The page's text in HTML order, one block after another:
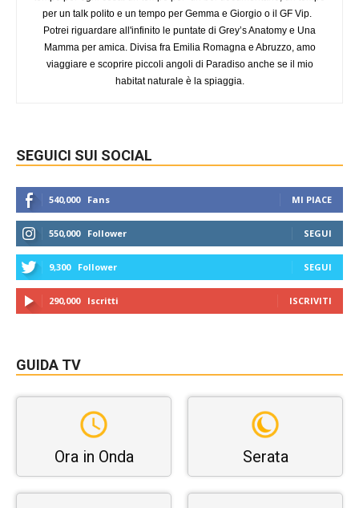
per un talk polito e un tempo per Gemma e Giorgio o il GF Vip.
Potrei riguardare all'infinito le puntate di Grey’s Anatomy e Una
Mamma per amica. Divisa fra Emilia Romagna e Abruzzo, amo
viaggiare e scoprire piccoli angoli di Paradiso anche se il mio
habitat naturale è la spiaggia.
SEGUICI SUI SOCIAL
540,000 Fans MI PIACE
550,000 Follower SEGUI
9,300 Follower SEGUI
290,000 Iscritti ISCRIVITI
GUIDA TV
Ora in Onda Serata